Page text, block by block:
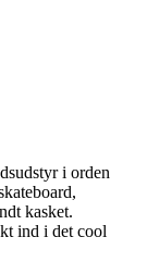
i orden
kasket.
ind i det cool